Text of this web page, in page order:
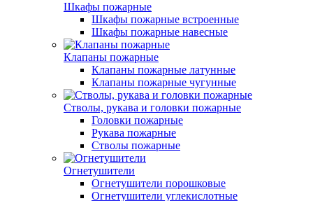
Шкафы пожарные
Шкафы пожарные встроенные
Шкафы пожарные навесные
Клапаны пожарные
Клапаны пожарные латунные
Клапаны пожарные чугунные
Стволы, рукава и головки пожарные
Головки пожарные
Рукава пожарные
Стволы пожарные
Огнетушители
Огнетушители порошковые
Огнетушители углекислотные